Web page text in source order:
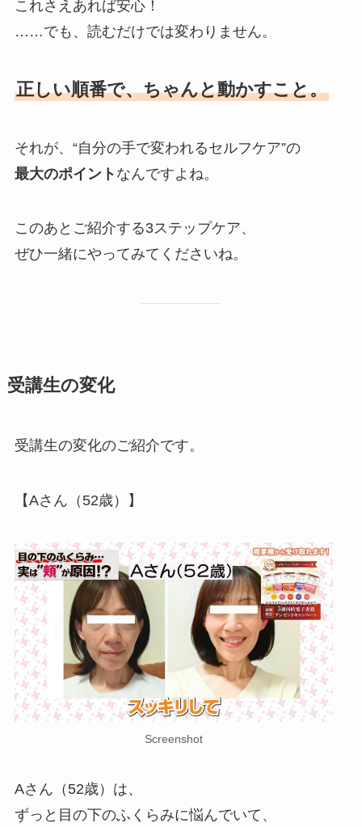
これさえあれば安心！
……でも、読むだけでは変わりません。
正しい順番で、ちゃんと動かすこと。
それが、“自分の手で変われるセルフケア”の
最大のポイント なんですよね。
このあとご紹介する3ステップケア、
ぜひ一緒にやってみてくださいね。
受講生の変化
受講生の変化のご紹介です。
【Aさん（52歳）】
Screenshot
Aさん（52歳）は、
ずっと目の下のふくらみに悩んでいて、